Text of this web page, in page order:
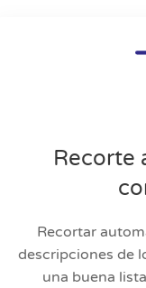
Recorte
Recortar
descripciones de
una buena